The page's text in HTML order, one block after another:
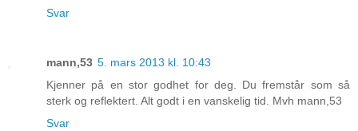
Svar
mann,53 5. mars 2013 kl. 10:43
Kjenner på en stor godhet for deg. Du fremstår som så
sterk og reflektert. Alt godt i en vanskelig tid. Mvh mann,53
Svar